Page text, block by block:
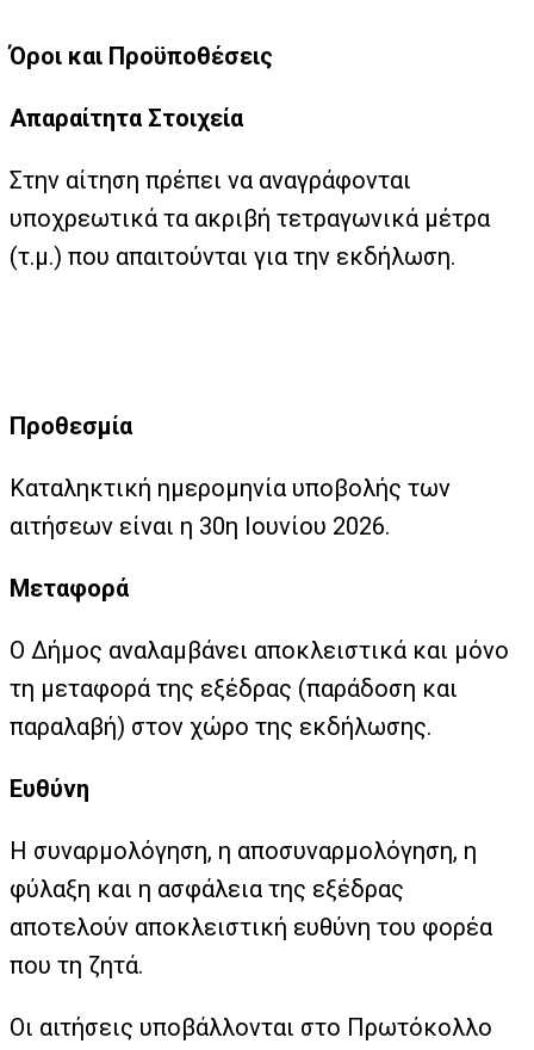
Όροι και Προϋποθέσεις
Απαραίτητα Στοιχεία
Στην αίτηση πρέπει να αναγράφονται
υποχρεωτικά τα ακριβή τετραγωνικά μέτρα
(τ.μ.) που απαιτούνται για την εκδήλωση.
Προθεσμία
Καταληκτική ημερομηνία υποβολής των
αιτήσεων είναι η 30η Ιουνίου 2026.
Μεταφορά
Ο Δήμος αναλαμβάνει αποκλειστικά και μόνο
τη μεταφορά της εξέδρας (παράδοση και
παραλαβή) στον χώρο της εκδήλωσης.
Ευθύνη
Η συναρμολόγηση, η αποσυναρμολόγηση, η
φύλαξη και η ασφάλεια της εξέδρας
αποτελούν αποκλειστική ευθύνη του φορέα
που τη ζητά.
Οι αιτήσεις υποβάλλονται στο Πρωτόκολλο